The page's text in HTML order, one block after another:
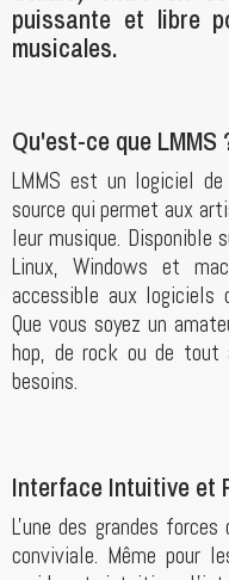
puissante et libre
musicales.
Qu'est-ce que LMMS
LMMS est un logiciel
source qui permet aux
leur musique. Disponible
Linux, Windows et
accessible aux logiciels
Que vous soyez un
hop, de rock ou de tout
besoins.
Interface Intuitive et
L'une des grandes
conviviale. Même pour